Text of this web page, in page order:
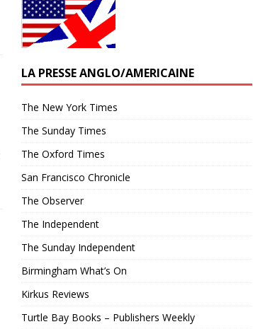
LA PRESSE ANGLO/AMERICAINE
The New York Times
The Sunday Times
The Oxford Times
San Francisco Chronicle
The Observer
The Independent
The Sunday Independent
Birmingham What’s On
Kirkus Reviews
Turtle Bay Books – Publishers Weekly